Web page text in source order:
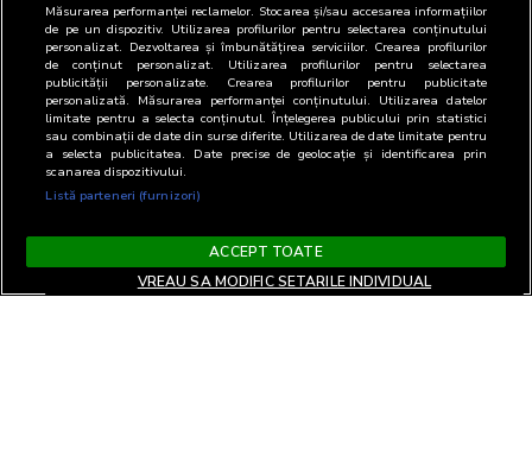
Măsurarea performanței reclamelor. Stocarea și/sau accesarea informațiilor
de pe un dispozitiv. Utilizarea profilurilor pentru selectarea conținutului
personalizat. Dezvoltarea și îmbunătățirea serviciilor. Crearea profilurilor
de conținut personalizat. Utilizarea profilurilor pentru selectarea
publicității personalizate. Crearea profilurilor pentru publicitate
personalizată. Măsurarea performanței conținutului. Utilizarea datelor
limitate pentru a selecta conținutul. Înțelegerea publicului prin statistici
sau combinații de date din surse diferite. Utilizarea de date limitate pentru
a selecta publicitatea. Date precise de geolocație și identificarea prin
scanarea dispozitivului.
Listă parteneri (furnizori)
ACCEPT TOATE
VREAU SA MODIFIC SETARILE INDIVIDUAL